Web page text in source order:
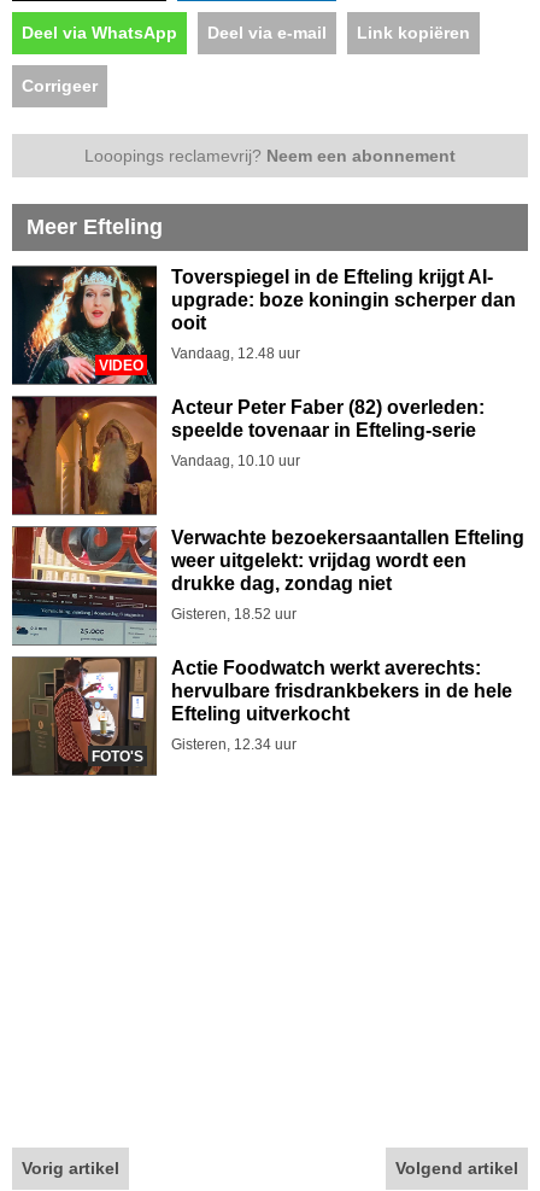
Deel via WhatsApp Deel via e-mail Link kopiëren
Corrigeer
Looopings reclamevrij? Neem een abonnement
Meer Efteling
VIDEO
Toverspiegel in de Efteling krijgt AI-
upgrade: boze koningin scherper dan
ooit
Vandaag, 12.48 uur
Acteur Peter Faber (82) overleden:
speelde tovenaar in Efteling-serie
Vandaag, 10.10 uur
Verwachte bezoekersaantallen Efteling
weer uitgelekt: vrijdag wordt een
drukke dag, zondag niet
Gisteren, 18.52 uur
FOTO'S
Actie Foodwatch werkt averechts:
hervulbare frisdrankbekers in de hele
Efteling uitverkocht
Gisteren, 12.34 uur
Vorig artikel Volgend artikel